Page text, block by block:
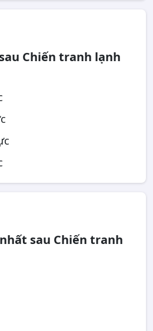
Chiến tranh lạnh
sau Chiến tranh